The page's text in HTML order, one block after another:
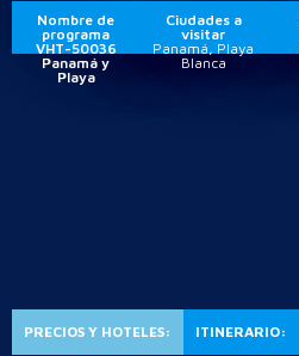
Nombre de
programa
Ciudades a
visitar
VHT-50036
Panamá y
Playa
Panamá, Playa
Blanca
PRECIOS Y HOTELES: ITINERARIO: